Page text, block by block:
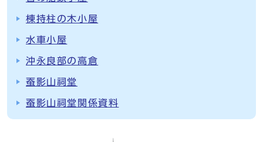
棟持柱の木小屋
水車小屋
沖永良部の高倉
蚕影山祠堂
蚕影山祠堂関係資料